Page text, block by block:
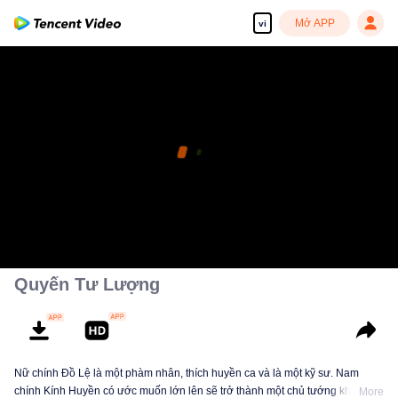
vi Mở APP
Quyến Tư Lượng
Nữ chính Đồ Lệ là một phàm nhân, thích huyền ca và là một kỹ sư. Nam
chính Kính Huyền có ước muốn lớn lên sẽ trở thành một chủ tướng khí thế.More